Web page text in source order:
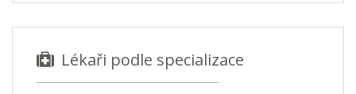
Lékaři podle specializace